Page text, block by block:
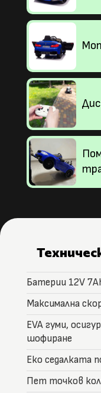
Батерии 12V
Максимална
EVA гуми,
шофиране
Еко седалката
Пет точков